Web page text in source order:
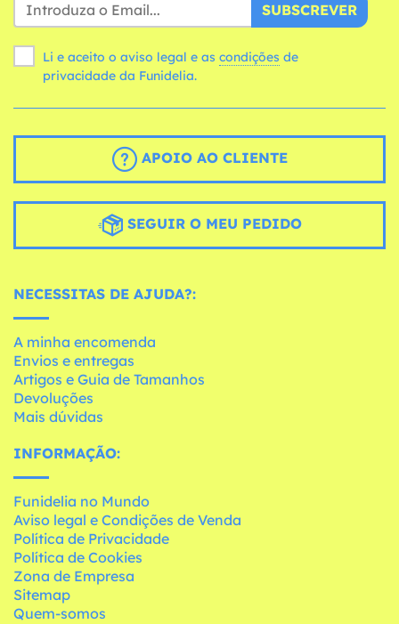
SUBSCREVER
Li e aceito o aviso legal e as condições
privacidade da Funidelia.
APOIO AO CLIENTE
SEGUIR O MEU PEDIDO
NECESSITAS DE AJUDA?:
A minha encomenda
Envios e entregas
Artigos e Guia de Tamanhos
Devoluções
Mais dúvidas
INFORMAÇÃO:
Funidelia no Mundo
Aviso legal e Condições de Venda
Política de Privacidade
Política de Cookies
Zona de Empresa
Sitemap
Quem-somos